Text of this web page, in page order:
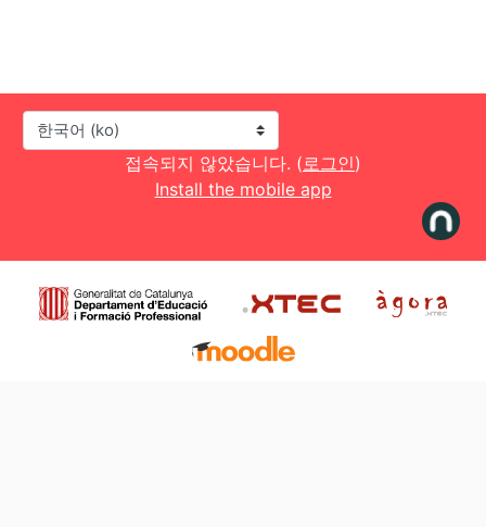
언어
접속되지 않았습니다. (로그인)
Install the mobile app